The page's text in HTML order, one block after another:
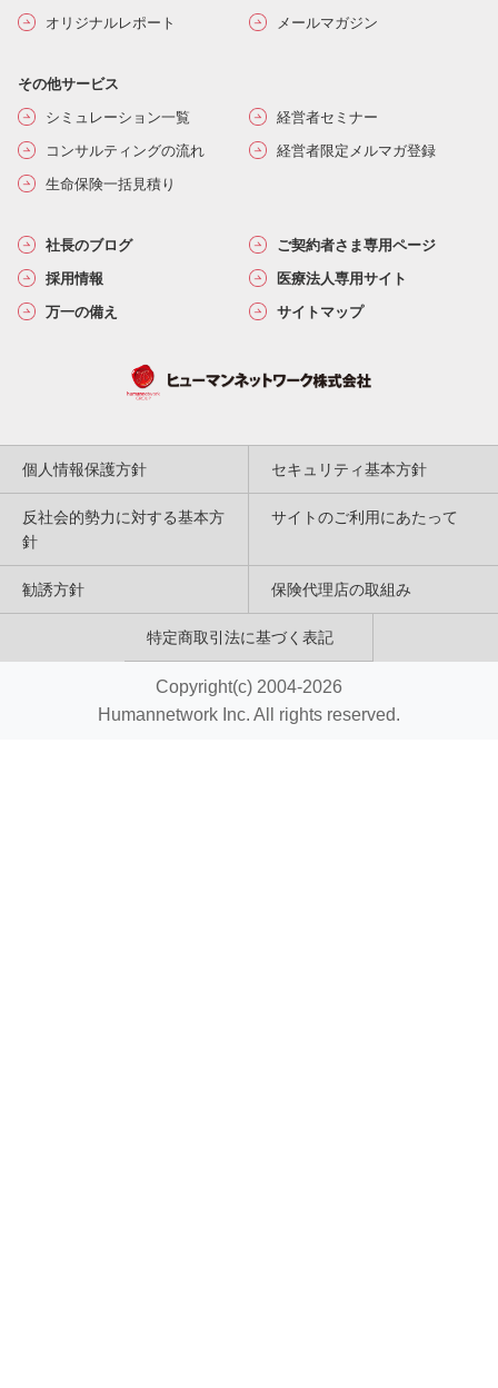
オリジナルレポート
メールマガジン
その他サービス
シミュレーション一覧
経営者セミナー
コンサルティングの流れ
経営者限定メルマガ登録
生命保険一括見積り
社長のブログ
ご契約者さま専用ページ
採用情報
医療法人専用サイト
万一の備え
サイトマップ
個人情報保護方針 セキュリティ基本方針
反社会的勢力に対する基本方
針
サイトのご利用にあたって
勧誘方針 保険代理店の取組み
特定商取引法に基づく表記
Copyright(c) 2004-2026
Humannetwork Inc. All rights reserved.